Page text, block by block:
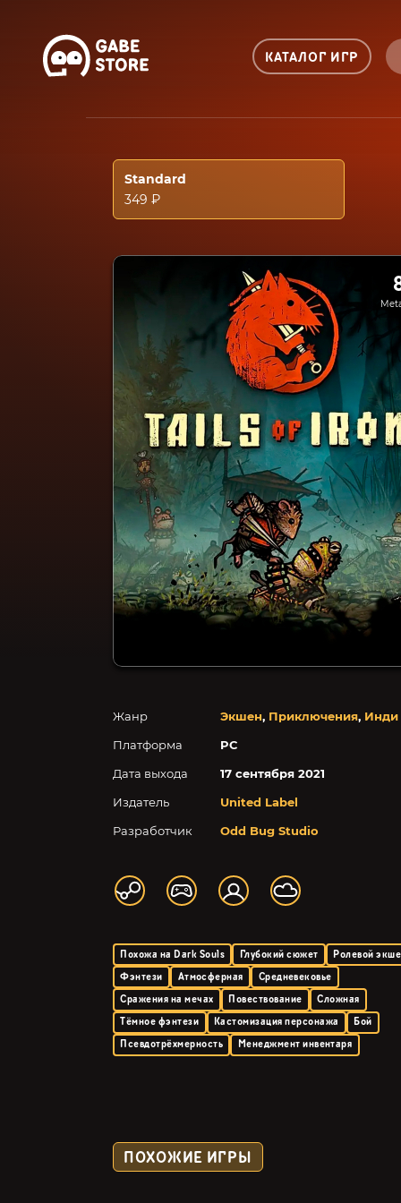
КАТАЛОГ ИГР
Standard
349 ₽
Жанр Экшен, Приключения, Инди
Платформа
PC
Дата выхода
17 сентября 2021
Издатель
United Label
Разработчик
Odd Bug Studio
Похожа на Dark Souls Глубокий сюжет Ролевой
Фэнтези
Атмосферная
Средневековье
Сражения на мечах
Повествование
Сложная
Тёмное фэнтези
Кастомизация персонажа
Бой
Псевдотрёхмерность
Менеджмент инвентаря
ПОХОЖИЕ ИГРЫ